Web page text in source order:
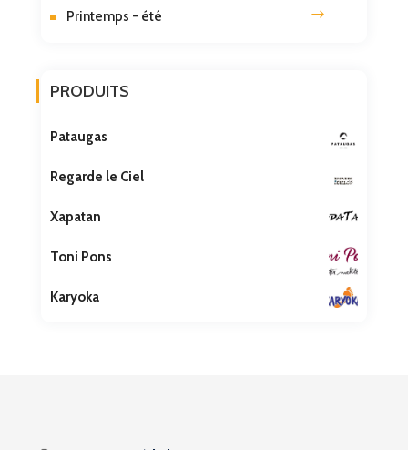
Printemps - été
PRODUITS
Pataugas
Regarde le Ciel
Xapatan
Toni Pons
Karyoka